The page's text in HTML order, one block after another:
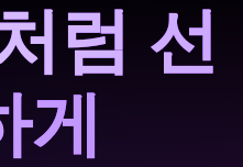
럼 선
게